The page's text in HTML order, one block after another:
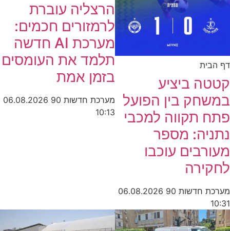
דף הבית
קטטה ביציע
במשחק בין הפועל
פתח תקווה למכבי
נתניה: מספר
מעורבים עוכבו
לחקירה
מערכת חדשות 90
06.08.2026
10:31
הרצליה עוברת
לרמזורים חכמים:
מערכת AI חדשה
תלמד את העומסים
בזמן אמת
מערכת חדשות 90
06.08.2026
10:13